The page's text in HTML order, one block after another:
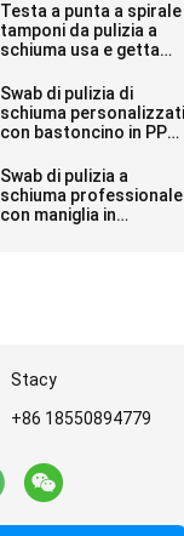
Testa a punta a spirale
tamponi da pulizia a
schiuma usa e getta
mm di lunghezza
Swab di pulizia di
schiuma personalizzati
con bastoncino in PP
Swab di pulizia a
schiuma professionale
con maniglia in
Stacy
+86 18550894779